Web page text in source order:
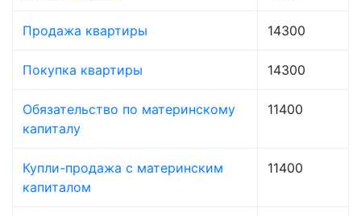
Продажа квартиры 14300
Покупка квартиры 14300
Обязательство по материнскому
капиталу
11400
Купли-продажа с материнским
капиталом
11400